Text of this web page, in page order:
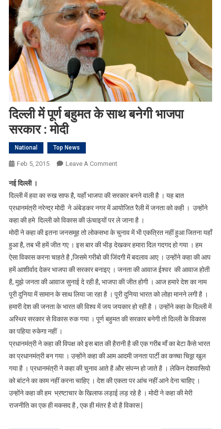
दिल्ली में पूर्ण बहुमत के साथ बनेगी भाजपा
सरकार : मोदी
National Top News
Feb 5, 2015 Leave A CommentOn
पूर्ण
बहुमत
के
साथ
बनेगी
भाजपा
नई दिल्ली ।
दिल्ली में हवा का रुख साफ है, यहाँ भाजपा की सरकार बनने वाली है । यह बात
प्रधानमंत्री नरेन्द्र मोदी ने अंबेडकर नगर में आयोजित रैली में जनता को कही । उन्होंने
कहा की हमे दिल्ली को विकास की ऊंचाइयों पर ले जाना है ।
मोदी ने कहा की इतना जनसमूह तो लोकसभा के चुनाव में भी एकत्रित नहीं हुआ जितना यहाँ
हुआ है, तब भी हमें जीत गए । इस बार की भीड़ देखकर हमारा दिल गदगद हो गया । हम
ऐसा विकास करना चाहते है ,जिसमे गरीबो की जिंदगी में बदलाव आए । उन्होंने कहा की आप
हमें आशीर्वाद देकर भाजपा की सरकार बनाइए । जनता की आवाज ईश्वर की आवाज होती
है, मुझे जनता की आवाज सुनाई दे रही है, भाजपा की जीत होगी । आज हमारे देश का नाम
पूरी दुनिया में सामान के साथ लिया जा रहा है । पूरी दुनिया भारत को लोहा मानने लगी है ।
हमारी देश की जनता के भारत की विश्व में जय जयकार हो रही है । उन्होंने कहा के दिल्ली में
अस्थिर सरकार से विकास रुक गया । पूर्ण बहुमत की सरकार बनेगी तो दिल्ली के विकास
का पहिया रुकेगा नहीं ।
प्रधानमंत्री ने कहा की विपक्ष को इस बात की हैरानी है की एक गरीब माँ का बेटा कैसे भारत
का प्रधानमंत्री बन गया । उन्होंने कहा की आम आदमी जनता पार्टी का कच्चा चिठ्ठा खुल
गया है । प्रधानमंत्री ने कहा की चुनाव आते है और संपन्न हो जाते है । लेकिन देशवासियो
को बांटने का काम नहीं करना चाहिए । देश की एकता पर आंच नहीं आने देना चाहिए ।
उन्होंने कहा की हम भ्रष्टाचार के खिलाफ लड़ाई लड़ रहे है । मोदी ने कहा की मेरी
राजनीति का एक ही मकसद है , एक ही मंतर है वो है विकास |